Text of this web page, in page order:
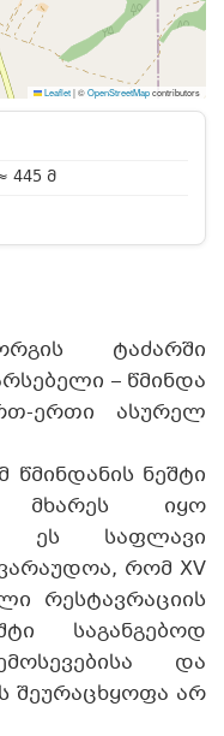
Leaflet|©OpenStreetMapcontributors
445 მ
ტაძარში
– წმინდა
ერთი ასურელ
ნეშტი
მხარეს იყო
ეს საფლავი
რომ XV
რესტავრაციის
საგანგებოდ
და
შეურაცხყოფა არ